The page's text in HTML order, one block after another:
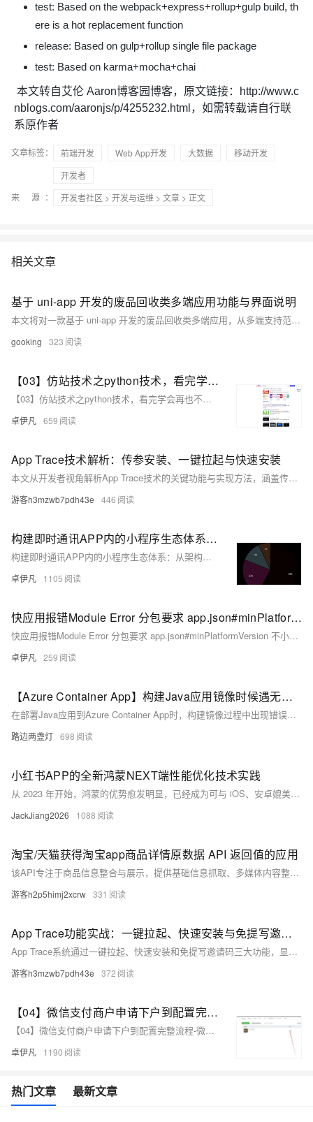
test: Based on the webpack+express+rollup+gulp build, th
ere is a hot replacement function
release: Based on gulp+rollup single file package
test: Based on karma+mocha+chai
本文转自艾伦 Aaron博客园博客，原文链接：http://www.c
nblogs.com/aaronjs/p/4255232.html，如需转载请自行联
系原作者
文章标签： 前端开发 Web App开发 大数据
移动开发
开发者
来 源：
开发者社区 > 开发与运维 > 文章 > 正文
相关文章
基于 uni-app 开发的废品回收类多端应用功能与界面说明
本文将对一款基于 uni-app 开发的废品回收类多端应用，从多端支持范围、核心功能模块及部分界面展示进行客观说明，相关资源信息也将一并呈现。
gooking 323
【03】仿站技术之python技术，看完学会再也不用去购买收费工具了-修改整体页面做好安卓下载发给客户-并且开始提交网站公安备案-作为APP下载落地页文娱产品一定要备案-包括安卓android下载（简单）-ios苹果plist下载（稍微麻烦一丢丢）-优雅草卓伊凡
【03】仿站技术之python技术，看完学会再也不用去购买收费工具了-修改整体页面做好安卓下载发给客户-并且开始提交网站公安备案-作为APP下载落地页文娱产品一定要备案-包括安卓android下载（简单）-ios苹果plist下载（稍微麻烦一丢丢）-优雅草卓伊凡
卓伊凡 659
App Trace技术解析：传参安装、一键拉起与快速安装
本文从开发者视角解析App Trace技术的关键功能与实现方法，涵盖传参安装、一键拉起和快速安装技术。详细介绍了Android和iOS平台的具体实现代码与配置要点，探讨了参数丢失、跨平台一致性及iOS限制等技术挑战的解决方案，并提供了测试策略、监控指标和性能优化的最佳实践建议，帮助开发者提升用户获取效率与体验。
游客h3mzwb7pdh43e 446
构建即时通讯APP内的小程序生态体系：从架构设计到技术实现-优雅草卓伊凡
构建即时通讯APP内的小程序生态体系：从架构设计到技术实现-优雅草卓伊凡
卓伊凡 1105
快应用报错Module Error 分包要求 app.json#minPlatformVersion 不小于 1061, 当前值为 21解决方案-优雅草卓伊凡
快应用报错Module Error 分包要求 app.json#minPlatformVersion 不小于 1061, 当前值为 21解决方案-优雅草卓伊凡
卓伊凡 259
【Azure Container App】构建Java应用镜像时候遇无法编译错误：ERROR [build 10/10] RUN ./mvnw.cmd dependency:go-offline -B -Dproduction package
在部署Java应用到Azure Container App时，构建镜像过程中出现错误：“./mvnw.cmd: No such file or directory”。尽管项目根目录包含mvnw和mvnw.cmd文件，但依然报错。问题出现在Dockerfile构建阶段执行`./mvnw dependency:go-offline`命令时，系统提示找不到可执行文件。经过排查，确认是mvnw文件内容异常所致。最终通过重新生成mvnw文件解决该问题，镜像成功构建。
路边两盏灯 698
小红书APP的全新鸿蒙NEXT端性能优化技术实践
从 2023 年开始，鸿蒙的优势愈发明显，已经成为可与 iOS、安卓媲美的第三大移动操作系统。从一些抖音视频中也可以看出，鸿蒙在流畅性方面甚至在某些层面上超过了 iOS。本次分享的主题是小红书在鸿蒙平台上的工程实践，主要聚焦于性能优化和探索。
JackJiang2026 1088
淘宝/天猫获得淘宝app商品详情原数据 API 返回值的应用
该API专注于商品信息整合与展示，提供基础信息抓取、多媒体内容整合等功能，助力实时同步商品数据，构建丰富的详情页。同时支持数据分析与市场洞察，包括销售趋势分析和竞品对比，优化库存与定价策略。此外，动态促销管理和个性化推荐系统可提升营销效果，而实时库存预警和评价数据可视化则显著增强用户体验，为用户决策提供透明依据，全面提升平台竞争力与用户满意度。
游客h2p5himj2xcrw 331
App Trace功能实战：一键拉起、快速安装与免提写邀请码的应用实践
App Trace系统通过一键拉起、快速安装和免提写邀请码三大功能，显著提升用户转化率、安装成功率和邀请注册率。结合深度技术实现与优化，助力公司用户增长，成为移动端核心基础设施。
游客h3mzwb7pdh43e 372
【04】微信支付商户申请下户到配置完整流程-微信开放平台移动APP应用通过-微信商户继续申请-微信开户函-视频声明-以及对公打款验证-申请+配置完整流程-优雅草卓伊凡
【04】微信支付商户申请下户到配置完整流程-微信开放平台移动APP应用通过-微信商户继续申请-微信开户函-视频声明-以及对公打款验证-申请+配置完整流程-优雅草卓伊凡
卓伊凡 1190
热门文章 最新文章